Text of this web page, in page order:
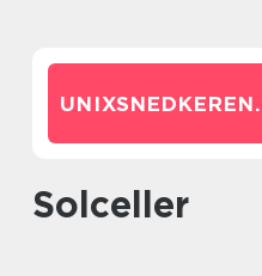
UNIXSNEDKEREN.
solceller